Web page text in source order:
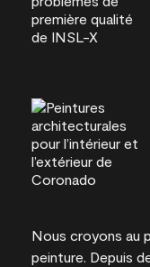
Nous croyons au
peinture. Depuis